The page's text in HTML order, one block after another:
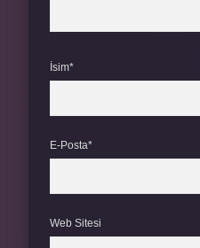
İsim*
E-Posta*
Web Sitesi